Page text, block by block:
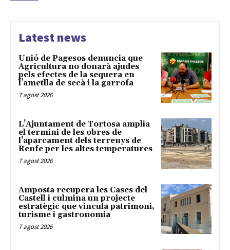
Latest news
Unió de Pagesos denuncia que
Agricultura no donarà ajudes
pels efectes de la sequera en
l’ametlla de secà i la garrofa
7 agost 2026
L’Ajuntament de Tortosa amplia
el termini de les obres de
l’aparcament dels terrenys de
Renfe per les altes temperatures
7 agost 2026
Amposta recupera les Cases del
Castell i culmina un projecte
estratègic que vincula patrimoni,
turisme i gastronomia
7 agost 2026